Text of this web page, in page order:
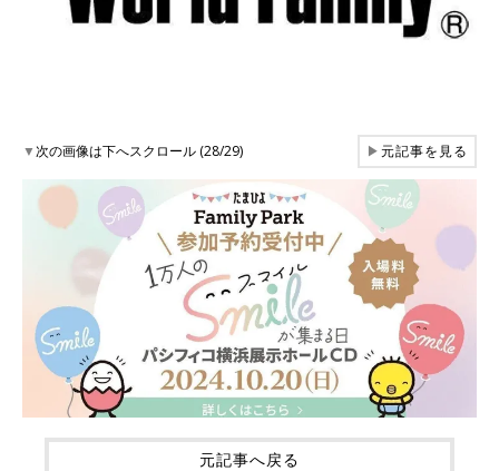
▼次の画像は下へスクロール (28/29) ▶元記事を見る
元記事へ戻る